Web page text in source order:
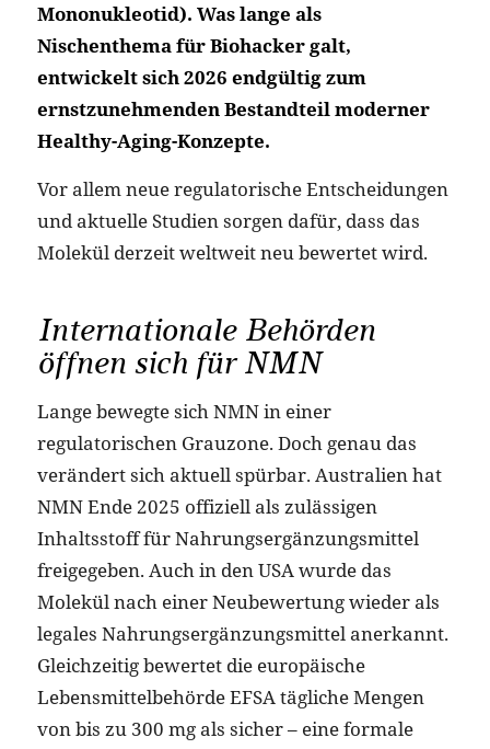
Mononukleotid). Was lange als
Nischenthema für Biohacker galt,
entwickelt sich 2026 endgültig zum
ernstzunehmenden Bestandteil moderner
Healthy-Aging-Konzepte.
Vor allem neue regulatorische Entscheidungen
und aktuelle Studien sorgen dafür, dass das
Molekül derzeit weltweit neu bewertet wird.
Internationale Behörden
öffnen sich für NMN
Lange bewegte sich NMN in einer
regulatorischen Grauzone. Doch genau das
verändert sich aktuell spürbar. Australien hat
NMN Ende 2025 offiziell als zulässigen
Inhaltsstoff für Nahrungsergänzungsmittel
freigegeben. Auch in den USA wurde das
Molekül nach einer Neubewertung wieder als
legales Nahrungsergänzungsmittel anerkannt.
Gleichzeitig bewertet die europäische
Lebensmittelbehörde EFSA tägliche Mengen
von bis zu 300 mg als sicher – eine formale